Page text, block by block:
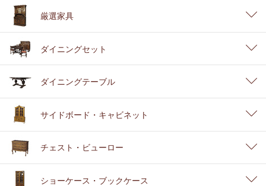
厳選家具
ダイニングセット
ダイニングテーブル
サイドボード・キャビネット
チェスト・ビューロー
ショーケース・ブックケース